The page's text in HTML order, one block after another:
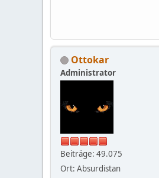
Ottokar
Administrator
Beiträge: 49.075
Ort: Absurdistan